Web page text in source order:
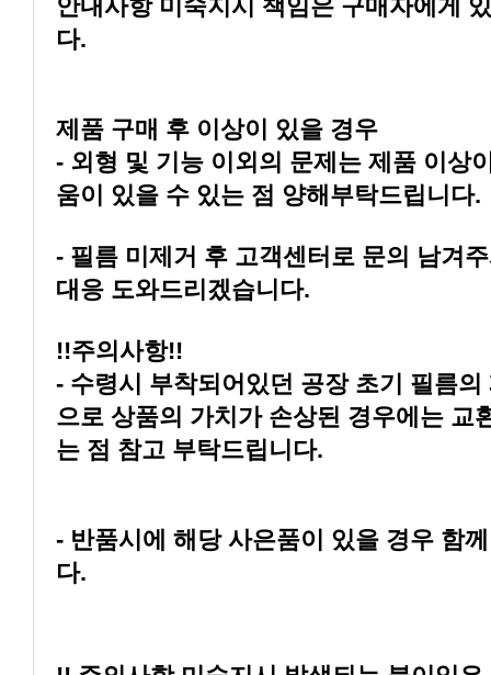
다.
제품 구매 후 이상이 있을 경우
움이 있을 수 있는 점 양해부탁드립니다.
대응 도와드리겠습니다.
!!주의사항!!
는 점 참고 부탁드립니다.
다.